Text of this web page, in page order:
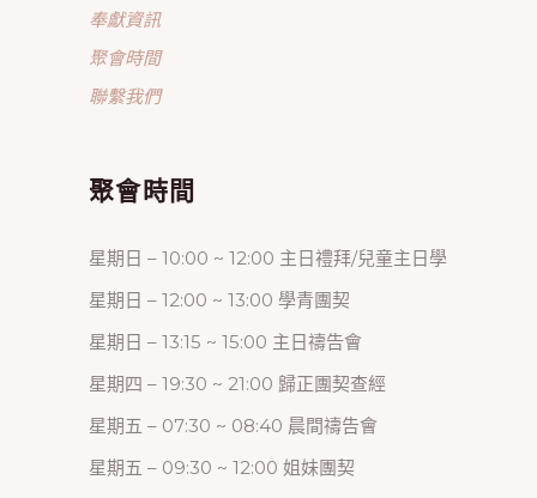
奉獻資訊
聚會時間
聯繫我們
聚會時間
星期日 – 10:00 ~ 12:00 主日禮拜/兒童主日學
星期日 – 12:00 ~ 13:00 學青團契
星期日 – 13:15 ~ 15:00 主日禱告會
星期四 – 19:30 ~ 21:00 歸正團契查經
星期五 – 07:30 ~ 08:40 晨間禱告會
星期五 – 09:30 ~ 12:00 姐妹團契